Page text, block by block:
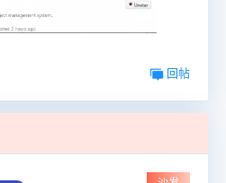
回帖